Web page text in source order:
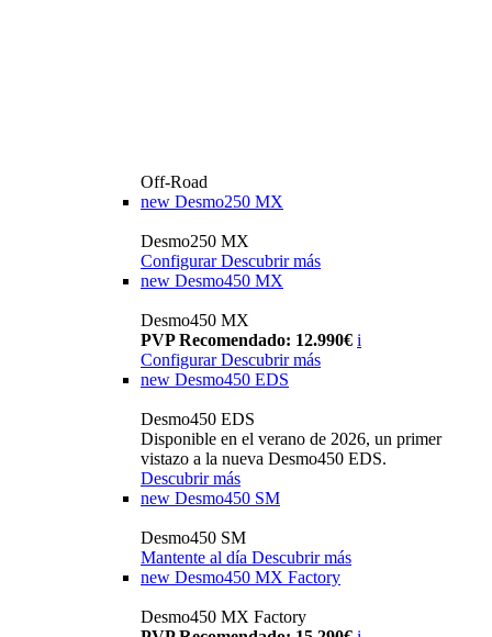
Off-Road
new Desmo250 MX
Desmo250 MX
Configurar Descubrir más
new Desmo450 MX
Desmo450 MX
PVP Recomendado: 12.990€ i
Configurar Descubrir más
new Desmo450 EDS
Desmo450 EDS
Disponible en el verano de 2026, un primer
vistazo a la nueva Desmo450 EDS.
Descubrir más
new Desmo450 SM
Desmo450 SM
Mantente al día Descubrir más
new Desmo450 MX Factory
Desmo450 MX Factory